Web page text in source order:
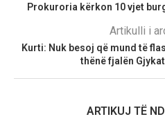
Prokuroria kërkon 10 vjet
Artikulli i
Kurti: Nuk besoj që mund të
thënë fjalën
ARTIKUJ TË